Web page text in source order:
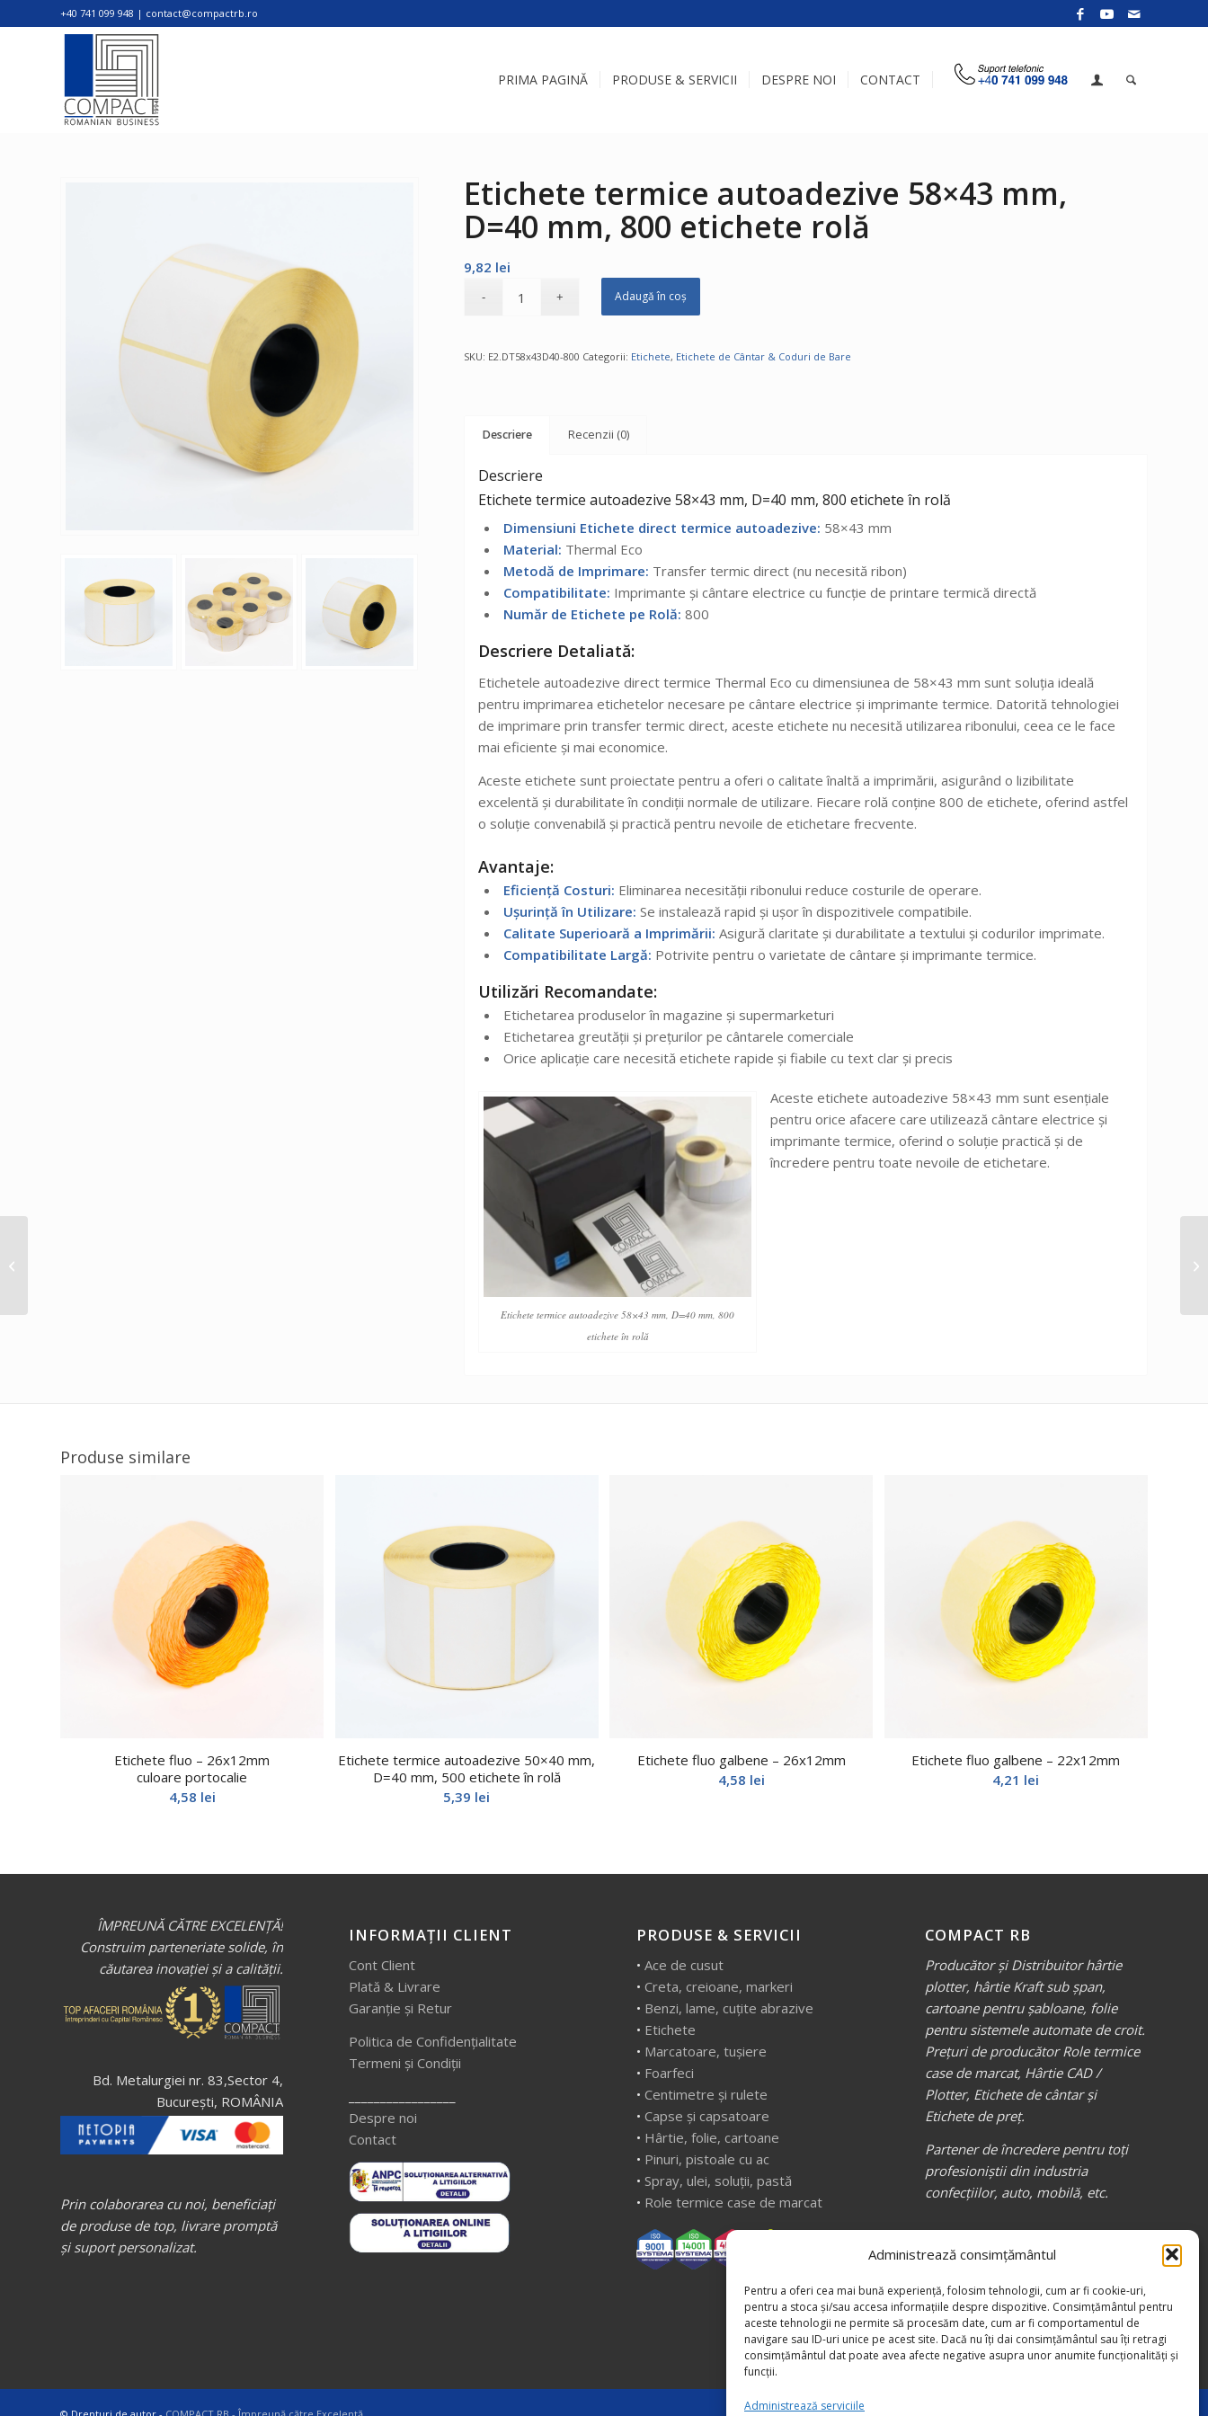
Administrează consimțământul
Pentru a oferi cea mai bună experiență, folosim tehnologii, cum ar fi cookie-uri,
pentru a stoca și/sau accesa informațiile despre dispozitive. Consimțământul pentru
aceste tehnologii ne permite să procesăm date, cum ar fi comportamentul de
navigare sau ID-uri unice pe acest site. Dacă nu îți dai consimțământul sau îți retragi
consimțământul dat poate avea afecte negative asupra unor anumite funcționalități și
funcții.
Administrează serviciile
+40 741 099 948 | contact@compactrb.ro
PRIMA PAGINĂ PRODUSE & SERVICII DESPRE NOI CONTACT
Etichete termice autoadezive 58×43 mm,
D=40 mm, 800 etichete rolă
9,82 lei
Adaugă în coș
SKU: E2.DT58x43D40-800 Categorii: Etichete, Etichete de Cântar & Coduri de Bare
Descriere Recenzii (0)
Descriere
Etichete termice autoadezive 58×43 mm, D=40 mm, 800 etichete în rolă
Dimensiuni Etichete direct termice autoadezive: 58×43 mm
Material: Thermal Eco
Metodă de Imprimare: Transfer termic direct (nu necesită ribon)
Compatibilitate: Imprimante și cântare electrice cu funcție de printare termică directă
Număr de Etichete pe Rolă: 800
Descriere Detaliată:
Etichetele autoadezive direct termice Thermal Eco cu dimensiunea de 58×43 mm sunt soluția ideală
pentru imprimarea etichetelor necesare pe cântare electrice și imprimante termice. Datorită tehnologiei
de imprimare prin transfer termic direct, aceste etichete nu necesită utilizarea ribonului, ceea ce le face
mai eficiente și mai economice.
Aceste etichete sunt proiectate pentru a oferi o calitate înaltă a imprimării, asigurând o lizibilitate
excelentă și durabilitate în condiții normale de utilizare. Fiecare rolă conține 800 de etichete, oferind astfel
o soluție convenabilă și practică pentru nevoile de etichetare frecvente.
Avantaje:
Eficiență Costuri: Eliminarea necesității ribonului reduce costurile de operare.
Ușurință în Utilizare: Se instalează rapid și ușor în dispozitivele compatibile.
Calitate Superioară a Imprimării: Asigură claritate și durabilitate a textului și codurilor imprimate.
Compatibilitate Largă: Potrivite pentru o varietate de cântare și imprimante termice.
Utilizări Recomandate:
Etichetarea produselor în magazine și supermarketuri
Etichetarea greutății și prețurilor pe cântarele comerciale
Orice aplicație care necesită etichete rapide și fiabile cu text clar și precis
Etichete termice autoadezive 58×43 mm, D=40 mm, 800
etichete în rolă
Aceste etichete autoadezive 58×43 mm sunt esențiale
pentru orice afacere care utilizează cântare electrice și
imprimante termice, oferind o soluție practică și de
încredere pentru toate nevoile de etichetare.
Produse similare
Etichete fluo – 26x12mm
culoare portocalie
4,58 lei
Etichete termice autoadezive 50×40 mm,
D=40 mm, 500 etichete în rolă
5,39 lei
Etichete fluo galbene – 26x12mm
4,58 lei
Etichete fluo galbene – 22x12mm
4,21 lei
ÎMPREUNĂ CĂTRE EXCELENȚĂ!
Construim parteneriate solide, în
căutarea inovației și a calității.
Bd. Metalurgiei nr. 83,Sector 4,
București, ROMÂNIA
Prin colaborarea cu noi, beneficiați
de produse de top, livrare promptă
și suport personalizat.
INFORMAȚII CLIENT
Cont Client
Plată & Livrare
Garanție și Retur
Politica de Confidențialitate
Termeni și Condiții
Despre noi
Contact
PRODUSE & SERVICII
•Ace de cusut
• Creta, creioane, markeri
• Benzi, lame, cuțite abrazive
• Etichete
• Marcatoare, tușiere
• Foarfeci
• Centimetre și rulete
• Capse și capsatoare
• Hârtie, folie, cartoane
• Pinuri, pistoale cu ac
• Spray, ulei, soluții, pastă
• Role termice case de marcat
COMPACT RB
Producător și Distribuitor hârtie
plotter, hârtie Kraft sub șpan,
cartoane pentru șabloane, folie
pentru sistemele automate de croit.
Prețuri de producător Role termice
case de marcat, Hârtie CAD /
Plotter, Etichete de cântar și
Etichete de preț.
Partener de încredere pentru toți
profesioniștii din industria
confecțiilor, auto, mobilă, etc.
Canale mediaCOMPACT RB